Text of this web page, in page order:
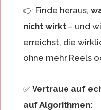
👉 Finde heraus,
nicht wirkt – und
erreichst, die
ohne mehr Reels
✅Vertraue auf
auf Algorithmen: